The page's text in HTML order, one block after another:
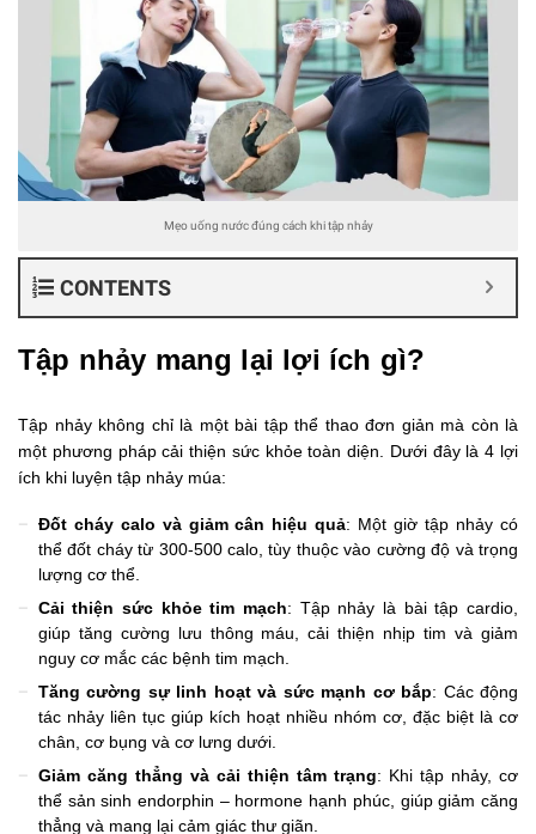
Mẹo uống nước đúng cách khi tập nhảy
CONTENTS
Tập nhảy mang lại lợi ích gì?
Tập nhảy không chỉ là một bài tập thể thao đơn giản mà còn là
một phương pháp cải thiện sức khỏe toàn diện. Dưới đây là 4 lợi
ích khi luyện tập nhảy múa:
Đốt cháy calo và giảm cân hiệu quả: Một giờ tập nhảy có
thể đốt cháy từ 300-500 calo, tùy thuộc vào cường độ và trọng
lượng cơ thể.
Cải thiện sức khỏe tim mạch: Tập nhảy là bài tập cardio,
giúp tăng cường lưu thông máu, cải thiện nhịp tim và giảm
nguy cơ mắc các bệnh tim mạch.
Tăng cường sự linh hoạt và sức mạnh cơ bắp: Các động
tác nhảy liên tục giúp kích hoạt nhiều nhóm cơ, đặc biệt là cơ
chân, cơ bụng và cơ lưng dưới.
Giảm căng thẳng và cải thiện tâm trạng: Khi tập nhảy, cơ
thể sản sinh endorphin – hormone hạnh phúc, giúp giảm căng
thẳng và mang lại cảm giác thư giãn.